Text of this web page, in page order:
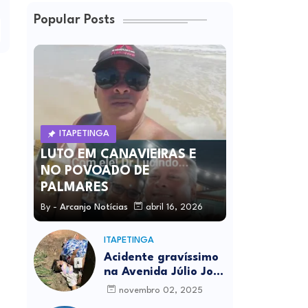
Popular Posts
ITAPETINGA
LUTO EM CANAVIEIRAS E
NO POVOADO DE
PALMARES
By - Arcanjo Notícias abril 16, 2026
ITAPETINGA
Acidente gravíssimo
na Avenida Júlio José
Rodrigues deixa um
novembro 02, 2025